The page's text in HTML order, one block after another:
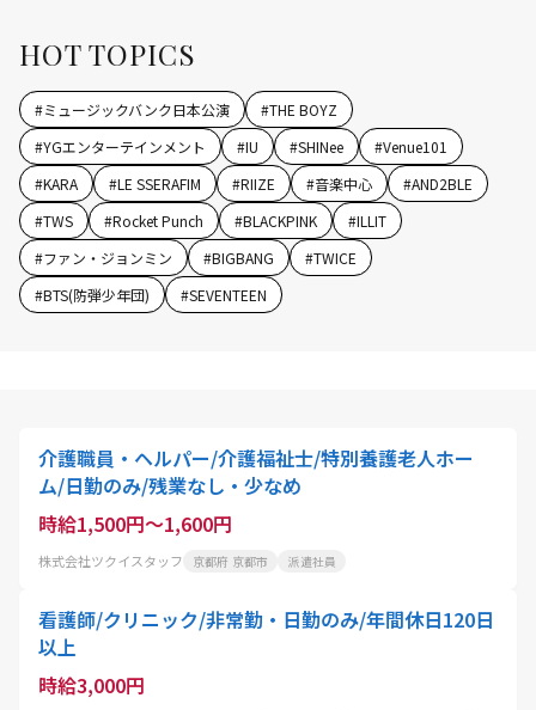
HOT TOPICS
#ミュージックバンク日本公演 #THE BOYZ
#YGエンターテインメント #IU #SHINee #Venue101
#KARA #LE SSERAFIM #RIIZE #音楽中心 #AND2BLE
#TWS #Rocket Punch #BLACKPINK #ILLIT
#ファン・ジョンミン #BIGBANG #TWICE
#BTS(防弾少年団) #SEVENTEEN
介護職員・ヘルパー/介護福祉士/特別養護老人ホー
ム/日勤のみ/残業なし・少なめ
時給1,500円～1,600円
株式会社ツクイスタッフ 京都府 京都市 派遣社員
看護師/クリニック/非常勤・日勤のみ/年間休日120日
以上
時給3,000円